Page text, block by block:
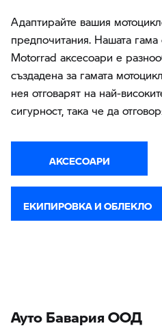
Адаптирайте вашия
предпочитания. Нашата
Motorrad аксесоари е
създадена за гамата
нея отговарят на най-
сигурност, така че да
АКСЕСОАРИ
ЕКИПИРОВКА И ОБЛЕКЛО
Ауто Бавария ООД